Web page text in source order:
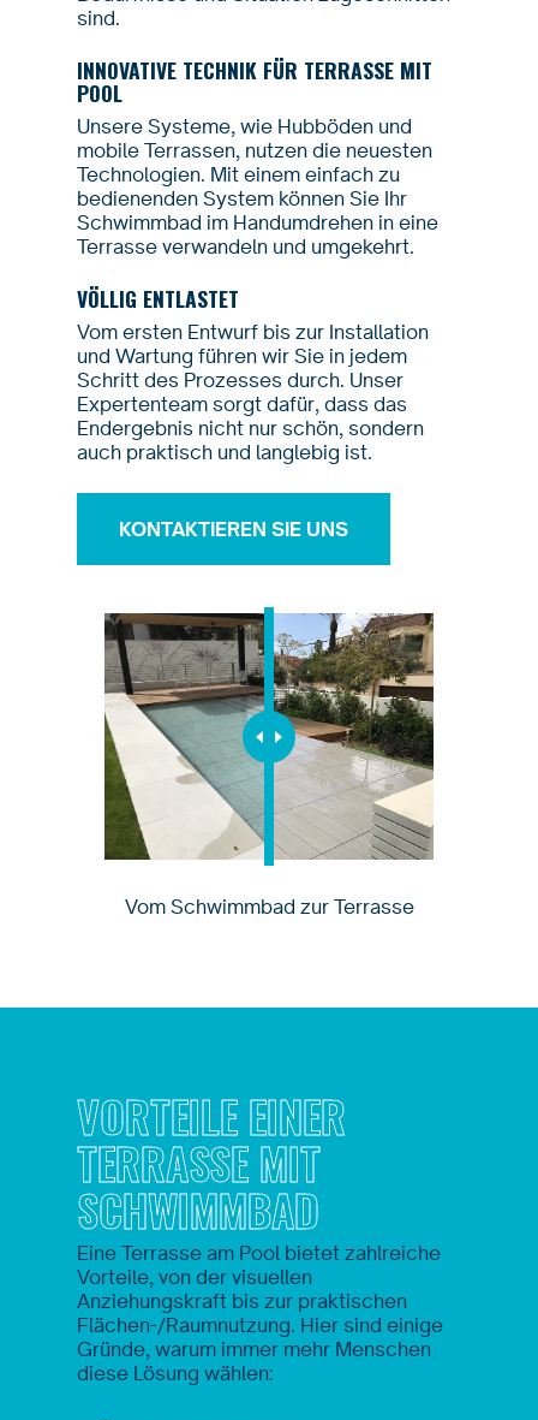
sind.
INNOVATIVE TECHNIK FÜR TERRASSE MIT
POOL
Unsere Systeme, wie Hubböden und
mobile Terrassen, nutzen die neuesten
Technologien. Mit einem einfach zu
bedienenden System können Sie Ihr
Schwimmbad im Handumdrehen in eine
Terrasse verwandeln und umgekehrt.
VÖLLIG ENTLASTET
Vom ersten Entwurf bis zur Installation
und Wartung führen wir Sie in jedem
Schritt des Prozesses durch. Unser
Expertenteam sorgt dafür, dass das
Endergebnis nicht nur schön, sondern
auch praktisch und langlebig ist.
KONTAKTIEREN SIE UNS
Vom Schwimmbad zur Terrasse
VORTEILE EINER
TERRASSE MIT
SCHWIMMBAD
Eine Terrasse am Pool bietet zahlreiche
Vorteile, von der visuellen
Anziehungskraft bis zur praktischen
Flächen-/Raumnutzung. Hier sind einige
Gründe, warum immer mehr Menschen
diese Lösung wählen: